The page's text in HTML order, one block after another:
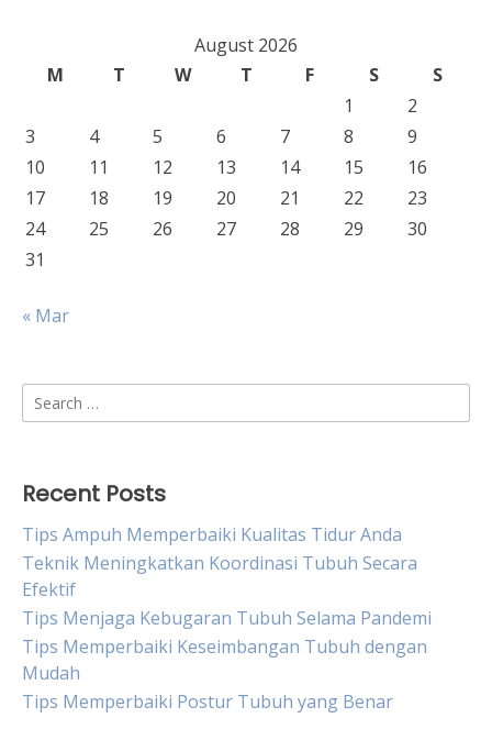
August 2026
M
T W T F S
S
1
2
3
4 5 6 7 8
9
10
11 12 13 14 15
16
17
18 19 20 21 22
23
24
25 26 27 28 29
30
31
« Mar
Search
for:
Recent Posts
Tips Ampuh Memperbaiki Kualitas Tidur Anda
Teknik Meningkatkan Koordinasi Tubuh Secara
Efektif
Tips Menjaga Kebugaran Tubuh Selama Pandemi
Tips Memperbaiki Keseimbangan Tubuh dengan
Mudah
Tips Memperbaiki Postur Tubuh yang Benar